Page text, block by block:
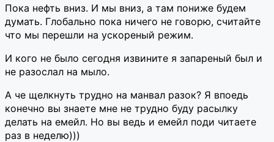
Пока нефть вниз. И мы вниз, а там пониже будем
думать. Глобально пока ничего не говорю, считайте
что мы перешли на ускореный режим.
И кого не было сегодня извините я запареный был и
не разослал на мыло.
А че щелкнуть трудно на манвал разок? Я впоедь
конечно вы знаете мне не трудно буду расылку
делать на емейл. Но вы ведь и емейл поди читаете
раз в неделю)))